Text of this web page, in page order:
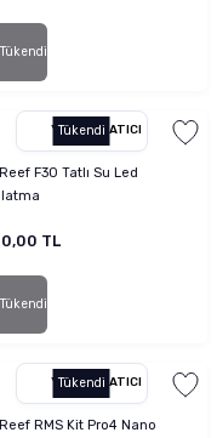
Tükendi
Tükendi
YETKILI SATICI
F30 Tatlı Su Led
TL
Tükendi
Tükendi
YETKILI SATICI
RMS Kit Pro4 Nano